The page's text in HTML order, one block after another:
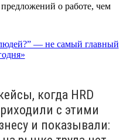
о работе, чем
когда HRD
с этими
и показывали: